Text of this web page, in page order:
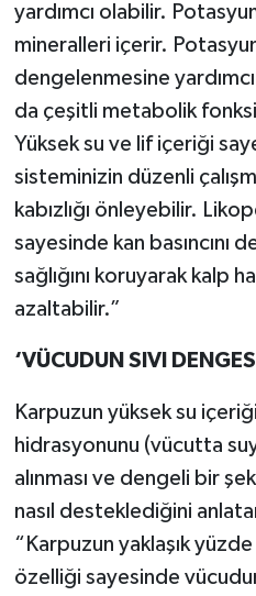
yardımcı olabilir.
mineralleri içerir.
dengelenmesine
da çeşitli metabolik
Yüksek su ve lif içeriği
sisteminizin düzenli
kabızlığı önleyebilir.
sayesinde kan basıncını
sağlığını koruyarak kalp
azaltabilir.”
‘VÜCUDUN SIVI
Karpuzun yüksek su
hidrasyonunu (vücutta
alınması ve dengeli bir
nasıl desteklediğini
“Karpuzun yaklaşık
özelliği sayesinde